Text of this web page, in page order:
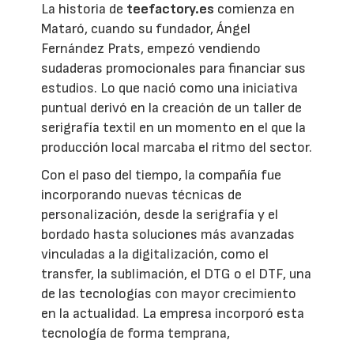
La historia de teefactory.es comienza en
Mataró, cuando su fundador, Ángel
Fernández Prats, empezó vendiendo
sudaderas promocionales para financiar sus
estudios. Lo que nació como una iniciativa
puntual derivó en la creación de un taller de
serigrafía textil en un momento en el que la
producción local marcaba el ritmo del sector.
Con el paso del tiempo, la compañía fue
incorporando nuevas técnicas de
personalización, desde la serigrafía y el
bordado hasta soluciones más avanzadas
vinculadas a la digitalización, como el
transfer, la sublimación, el DTG o el DTF, una
de las tecnologías con mayor crecimiento
en la actualidad. La empresa incorporó esta
tecnología de forma temprana,